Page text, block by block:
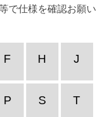
で仕様を確認お願い
F H J
P S T